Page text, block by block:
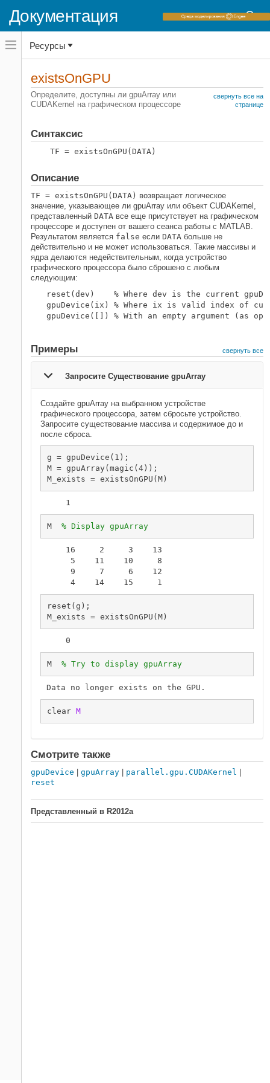
Документация
Переключатель
навигационного
меню
переключатель
навигационного
Parallel Computing Toolbox
Вычисление графического процессора
existsOnGPU
Синтаксис
Описание
Примеры
Смотрите также
Ресурсы
existsOnGPU
Определите, доступны ли gpuArray или
CUDAKernel на графическом процессоре
свернуть все на
странице
Синтаксис
TF = existsOnGPU(DATA)
Описание
TF = existsOnGPU(DATA) возвращает логическое
значение, указывающее ли gpuArray или объект CUDAKernel,
представленный DATA все еще присутствует на графическом
процессоре и доступен от вашего сеанса работы с MATLAB.
Результатом является false если DATA больше не
действительно и не может использоваться. Такие массивы и
ядра делаются недействительным, когда устройство
графического процессора было сброшено с любым
следующим:
reset(dev)    % Where dev is the current
gpuDevice(ix) % Where ix is valid index of
gpuDevice([]) % With an empty argument (as
Примеры свернуть все
Запросите Существование gpuArray
Создайте gpuArray на выбранном устройстве
графического процессора, затем сбросьте устройство.
Запросите существование массива и содержимое до и
после сброса.
g = gpuDevice(1);
M = gpuArray(magic(4));
M_exists = existsOnGPU(M)
    1
M % Display gpuArray
    16     2     3    13
     5    11    10     8
     9     7     6    12
reset(g);
    0
M % Try to display gpuArray
clear M
Смотрите также
gpuDevice gpuArray parallel.gpu.CUDAKernel
reset
Представленный в R2012a